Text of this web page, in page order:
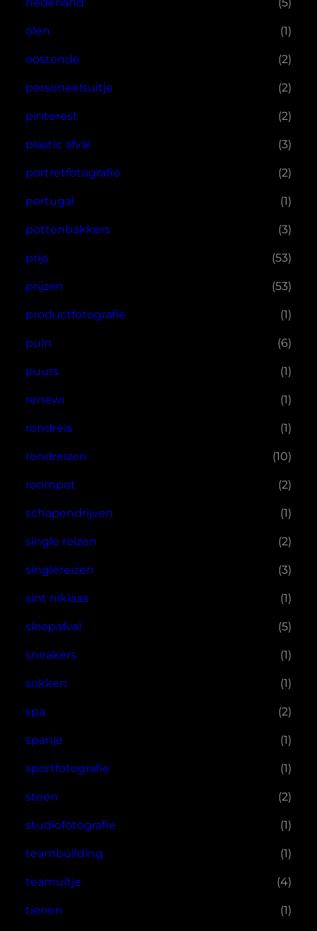
olen (1)
oostende (2)
personeelsuitje (2)
pinterest (2)
plastic afval (3)
portretfotografie (2)
portugal (1)
pottenbakkers (3)
prijs (53)
prijzen (53)
productfotografie (1)
puin (6)
puurs (1)
renewi (1)
rondreis (1)
rondreizen (10)
roompot (2)
schapendrijven (1)
single reizen (2)
singlereizen (3)
sint niklaas (1)
sloopafval (5)
sneakers (1)
sokken (1)
spa (2)
spanje (1)
sportfotografie (1)
steen (2)
studiofotografie (1)
teambuilding (1)
teamuitje (4)
tienen (1)